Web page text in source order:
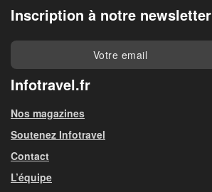
Inscription à notre newsletter
Infotravel.fr
Nos magazines
Soutenez Infotravel
Contact
L’équipe